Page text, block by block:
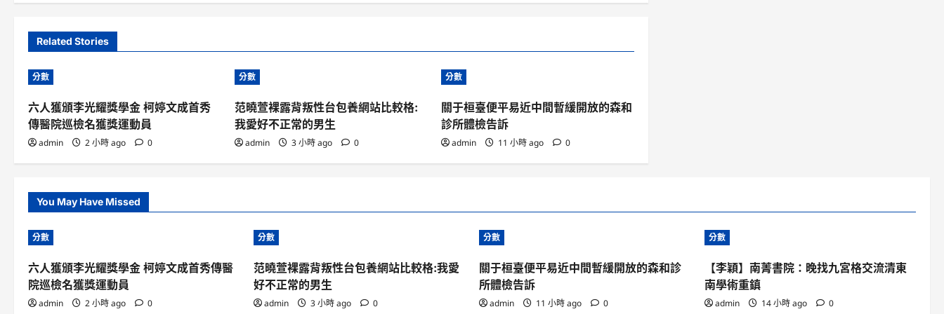
Related Stories
分數
六人獲頒李光耀獎學金 柯婷文成首秀
傳醫院巡檢名獲獎運動員
admin 2 小時 ago 0
分數
范曉萱裸露背叛性台包養網站比較格:
我愛好不正常的男生
admin 3 小時 ago 0
分數
關于桓臺便平易近中間暫緩開放的森和
診所體檢告訴
admin 11 小時 ago 0
You May Have Missed
分數
六人獲頒李光耀獎學金 柯婷文成首秀傳醫
院巡檢名獲獎運動員
admin 2 小時 ago 0
分數
范曉萱裸露背叛性台包養網站比較格:我愛
好不正常的男生
admin 3 小時 ago 0
分數
關于桓臺便平易近中間暫緩開放的森和診
所體檢告訴
admin 11 小時 ago 0
分數
【李穎】南菁書院：晚找九宮格交流清東
南學術重鎮
admin 14 小時 ago 0